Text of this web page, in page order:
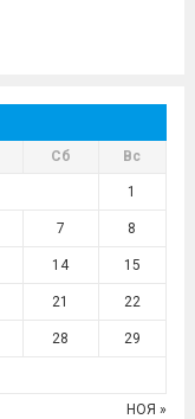
Сб Вс
1
7 8
14 15
21 22
28 29
НОЯ »